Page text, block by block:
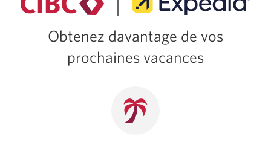
s'affiche.
Obtenez davantage de vos
prochaines vacances